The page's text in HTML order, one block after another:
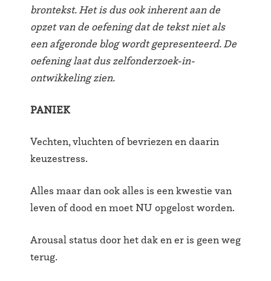
brontekst. Het is dus ook inherent aan de
opzet van de oefening dat de tekst niet als
een afgeronde blog wordt gepresenteerd. De
oefening laat dus zelfonderzoek-in-
ontwikkeling zien.
PANIEK
Vechten, vluchten of bevriezen en daarin
keuzestress.
Alles maar dan ook alles is een kwestie van
leven of dood en moet NU opgelost worden.
Arousal status door het dak en er is geen weg
terug.